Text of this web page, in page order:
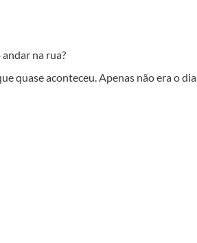
na rua?
quase aconteceu. Apenas não era o dia